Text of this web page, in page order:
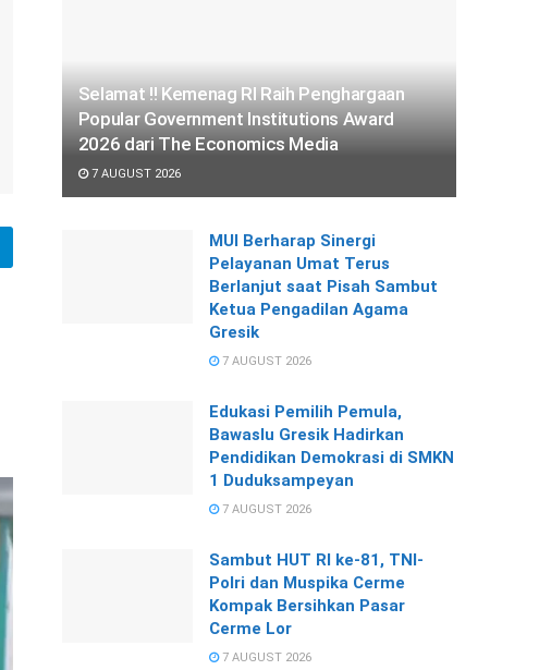
Selamat !! Kemenag RI Raih Penghargaan
Popular Government Institutions Award
2026 dari The Economics Media
7 AUGUST 2026
MUI Berharap Sinergi
Pelayanan Umat Terus
Berlanjut saat Pisah Sambut
Ketua Pengadilan Agama
Gresik
7 AUGUST 2026
Edukasi Pemilih Pemula,
Bawaslu Gresik Hadirkan
Pendidikan Demokrasi di SMKN
1 Duduksampeyan
7 AUGUST 2026
Sambut HUT RI ke-81, TNI-
Polri dan Muspika Cerme
Kompak Bersihkan Pasar
Cerme Lor
7 AUGUST 2026